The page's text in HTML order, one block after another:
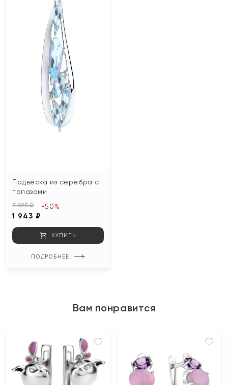
Подвеска из серебра с
топазами
3 885 ₽
1 943 ₽
-50%
КУПИТЬ
ПОДРОБНЕЕ
Вам понравится